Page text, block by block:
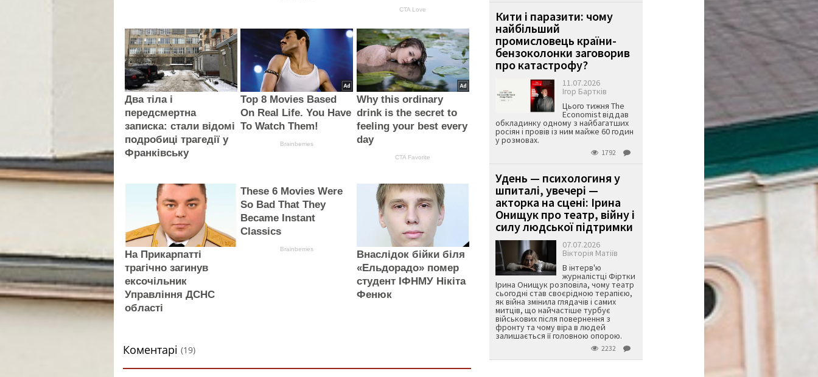
CTA Love
Два тіла і
передсмертна
записка: стали відомі
подробиці трагедії у
Франківську
Top 8 Movies Based
On Real Life. You Have
To Watch Them!
Brainberries
Why this ordinary
drink is the secret to
feeling your best every
day
CTA Favorite
На Прикарпатті
трагічно загинув
ексочільник
Управління ДСНС
області
These 6 Movies Were
So Bad That They
Became Instant
Classics
Brainberries
Внаслідок бійки біля
«Ельдорадо» помер
студент ІФНМУ Нікіта
Фенюк
Коментарі (19)
Кити і паразити: чому
найбільший
промисловець країни-
бензоколонки заговорив
про катастрофу?
11.07.2026
Ігор Бартків
Цього тижня The
Economist віддав
обкладинку одному з найбагатших
росіян і провів із ним майже 60 годин
у розмовах.
1792
Удень — психологиня у
шпиталі, увечері —
акторка на сцені: Ірина
Онищук про театр, війну і
силу людської підтримки
07.07.2026
Вікторія Матіїв
В інтерв'ю
журналістці Фіртки
Ірина Онищук розповіла, чому театр
сьогодні став своєрідною терапією,
як війна змінила глядачів і самих
митців, що найчастіше турбує
військових після повернення з
фронту та чому віра в людей
залишається її головною опорою.
2232